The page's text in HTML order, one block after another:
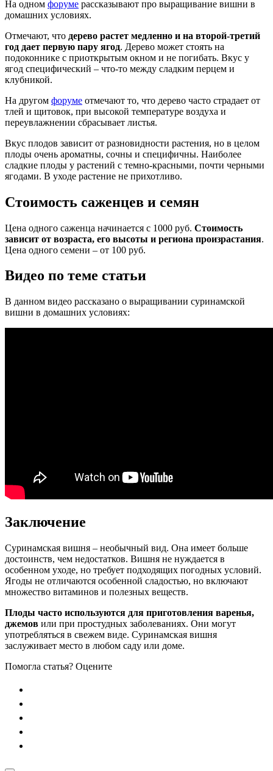
На одном форуме рассказывают про выращивание вишни в
домашних условиях.
Отмечают, что дерево растет медленно и на второй-третий
год дает первую пару ягод. Дерево может стоять на
подоконнике с приоткрытым окном и не погибать. Вкус у
ягод специфический – что-то между сладким перцем и
клубникой.
На другом форуме отмечают то, что дерево часто страдает от
тлей и щитовок, при высокой температуре воздуха и
переувлажнении сбрасывает листья.
Вкус плодов зависит от разновидности растения, но в целом
плоды очень ароматны, сочны и специфичны. Наиболее
сладкие плоды у растений с темно-красными, почти черными
ягодами. В уходе растение не прихотливо.
Стоимость саженцев и семян
Цена одного саженца начинается с 1000 руб. Стоимость
зависит от возраста, его высоты и региона произрастания.
Цена одного семени – от 100 руб.
Видео по теме статьи
В данном видео рассказано о выращивании суринамской
вишни в домашних условиях:
Заключение
Суринамская вишня – необычный вид. Она имеет больше
достоинств, чем недостатков. Вишня не нуждается в
особенном уходе, но требует подходящих погодных условий.
Ягоды не отличаются особенной сладостью, но включают
множество витаминов и полезных веществ.
Плоды часто используются для приготовления варенья,
джемов или при простудных заболеваниях. Они могут
употребляться в свежем виде. Суринамская вишня
заслуживает место в любом саду или доме.
Помогла статья? Оцените